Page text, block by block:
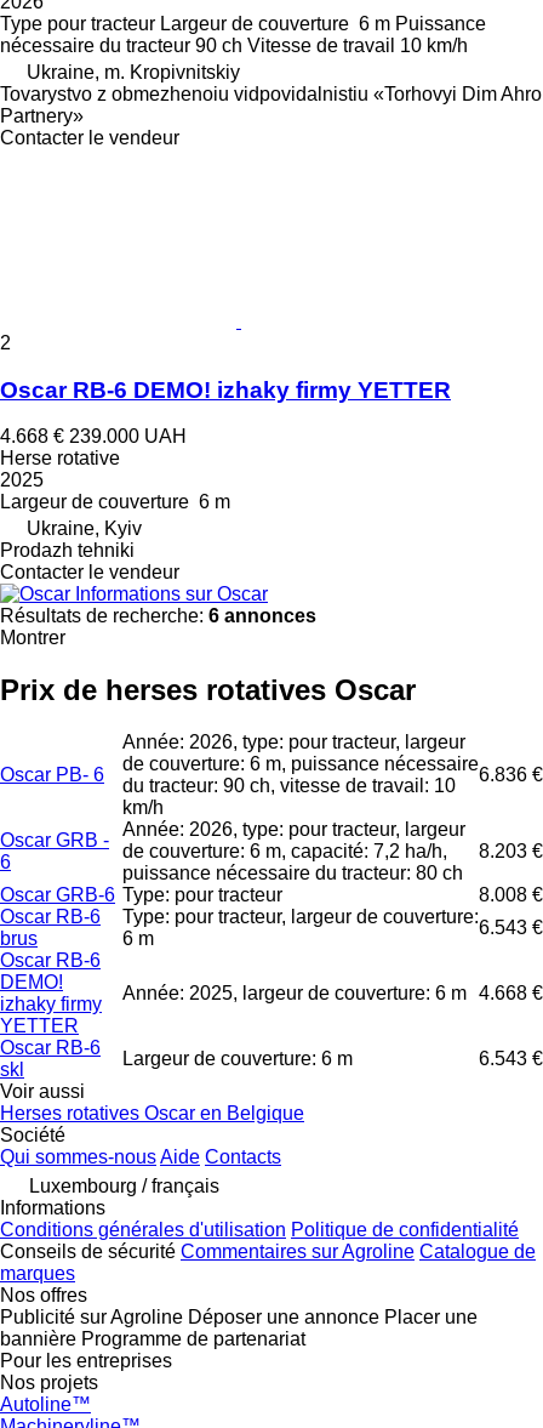
Type pour tracteur Largeur de couverture 6 m Puissance
nécessaire du tracteur 90 ch Vitesse de travail 10 km/h
Ukraine, m. Kropivnitskiy
Tovarystvo z obmezhenoiu vidpovidalnistiu «Torhovyi Dim Ahro
Partnery»
Contacter le vendeur
2
Oscar RB-6 DEMO! izhaky firmy YETTER
4.668 € 239.000 UAH
Herse rotative
2025
Largeur de couverture 6 m
Ukraine, Kyiv
Prodazh tehniki
Contacter le vendeur
Informations sur Oscar
Résultats de recherche: 6 annonces
Montrer
Prix de herses rotatives Oscar
Oscar PB- 6
Année: 2026, type: pour tracteur, largeur
de couverture: 6 m, puissance nécessaire
du tracteur: 90 ch, vitesse de travail: 10
km/h
6.836 €
Oscar GRB -
6
Année: 2026, type: pour tracteur, largeur
de couverture: 6 m, capacité: 7,2 ha/h,
puissance nécessaire du tracteur: 80 ch
8.203 €
Oscar GRB-6 Type: pour tracteur
8.008 €
Oscar RB-6
brus
Type: pour tracteur, largeur de couverture:
6 m
6.543 €
Oscar RB-6
DEMO!
izhaky firmy
YETTER
Année: 2025, largeur de couverture: 6 m 4.668 €
Oscar RB-6
skl
Largeur de couverture: 6 m
6.543 €
Voir aussi
Herses rotatives Oscar en Belgique
Société
Qui sommes-nousAide Contacts
Luxembourg / français
Informations
Conditions générales d'utilisation Politique de confidentialité
Conseils de sécurité Commentaires sur Agroline Catalogue de
marques
Nos offres
Publicité sur Agroline Déposer une annonce Placer une
bannière Programme de partenariat
Pour les entreprises
Nos projets
Autoline™